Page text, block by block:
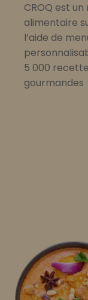
CROQ est
alimentaire
l’aide de
5 000
gourmandes